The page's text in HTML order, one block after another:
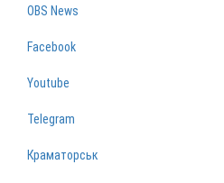
OBS News
Facebook
Youtube
Telegram
Краматорськ